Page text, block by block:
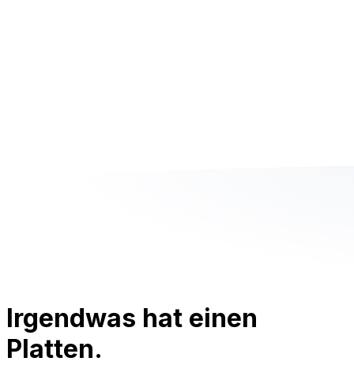
Irgendwas hat einen
Platten.